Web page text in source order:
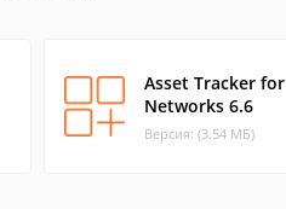
Asset Tracker for
Networks 6.6
Версия: (3.54 МБ)